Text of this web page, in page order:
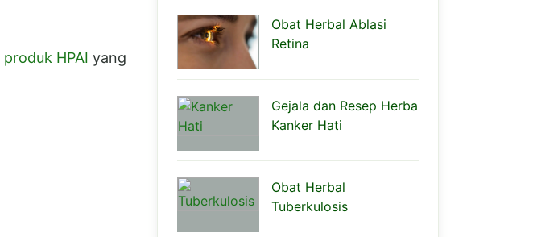
produk HPAI yang
Obat Herbal Ablasi
Retina
Gejala dan Resep Herba
Kanker Hati
Obat Herbal
Tuberkulosis